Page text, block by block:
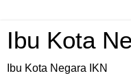
Ibu Kota
Ibu Kota Negara IKN